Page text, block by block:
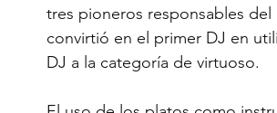
tres pioneros responsables
convirtió en el primer DJ en
DJ a la categoría de virtuoso.